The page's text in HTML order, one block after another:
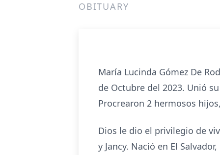
OBITUARY
María Lucinda Gómez De
de Octubre del 2023. Unió
Procrearon 2 hermosos
Dios le dio el privilegio de
y Jancy. Nació en El